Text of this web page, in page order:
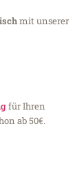
mit unserer
für Ihren
ab 50€.